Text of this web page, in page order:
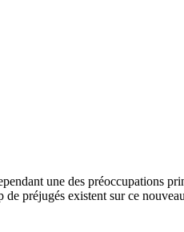
une des préoccupations
préjugés existent sur ce